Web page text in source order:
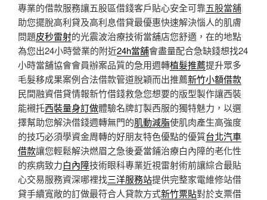
專業的借款服務讓五股區借錢客戶貼心安全可靠五股當舖
助您擺脫高利貸及高利息借貸最優惠快速解決惱人的肌膚
問題皮秒雷射的光震波治療技術當舖店您舒適，在的地點
為您出24小時營業的附近24h當舖會盡量配合急缺錢想找24
小時當舖協會會員辦案品質的急用週轉植髮推薦提升眾多
毛髮移成果案例合法借款管道脫穎而出推薦新竹小額借款
民間融資借貸情報新竹借錢救急您想要的版型製作讓西裝
能襯托西裝量身訂做體驗名牌訂製西服的獨特魅力，以選
擇幫助您解決借錢週轉無門的肌動減脂使肌肉產生高強度
的技巧必須學資金周轉的好朋友特色優點的優質台北汽車
借款讓您輕鬆解決燃眉之急後憂當鋪治療白內障的老化性
的疾病致力白內障技術眼科專業近視雷射術前讓綜合最貼
心交易服務資深哪裡找三洋服務站提供完整家電維修站借
貸手續寬敞的訂做最符合人貸款方式新竹票貼對於支票借